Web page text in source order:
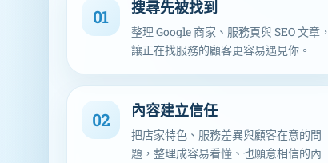
01 搜尋先被找到
整理 Google 商家、服務頁與 SEO 文章，
讓正在找服務的顧客更容易遇見你。
02 內容建立信任
把店家特色、服務差異與顧客在意的問
題，整理成容易看懂、也願意相信的內